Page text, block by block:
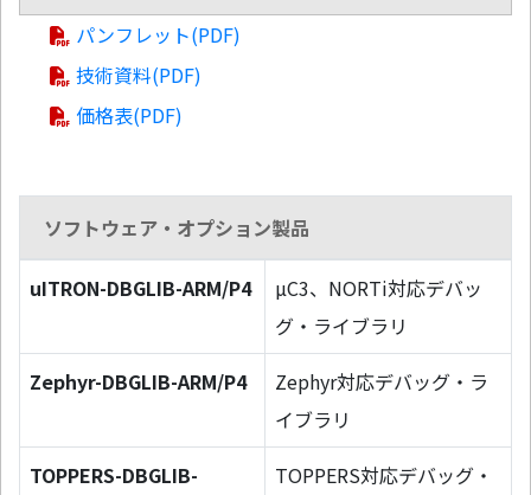
パンフレット(PDF)
技術資料(PDF)
価格表(PDF)
ソフトウェア・オプション製品
uITRON-DBGLIB-ARM/P4
µC3、NORTi対応デバッ
グ・ライブラリ
Zephyr-DBGLIB-ARM/P4
Zephyr対応デバッグ・ラ
イブラリ
TOPPERS-DBGLIB-
TOPPERS対応デバッグ・